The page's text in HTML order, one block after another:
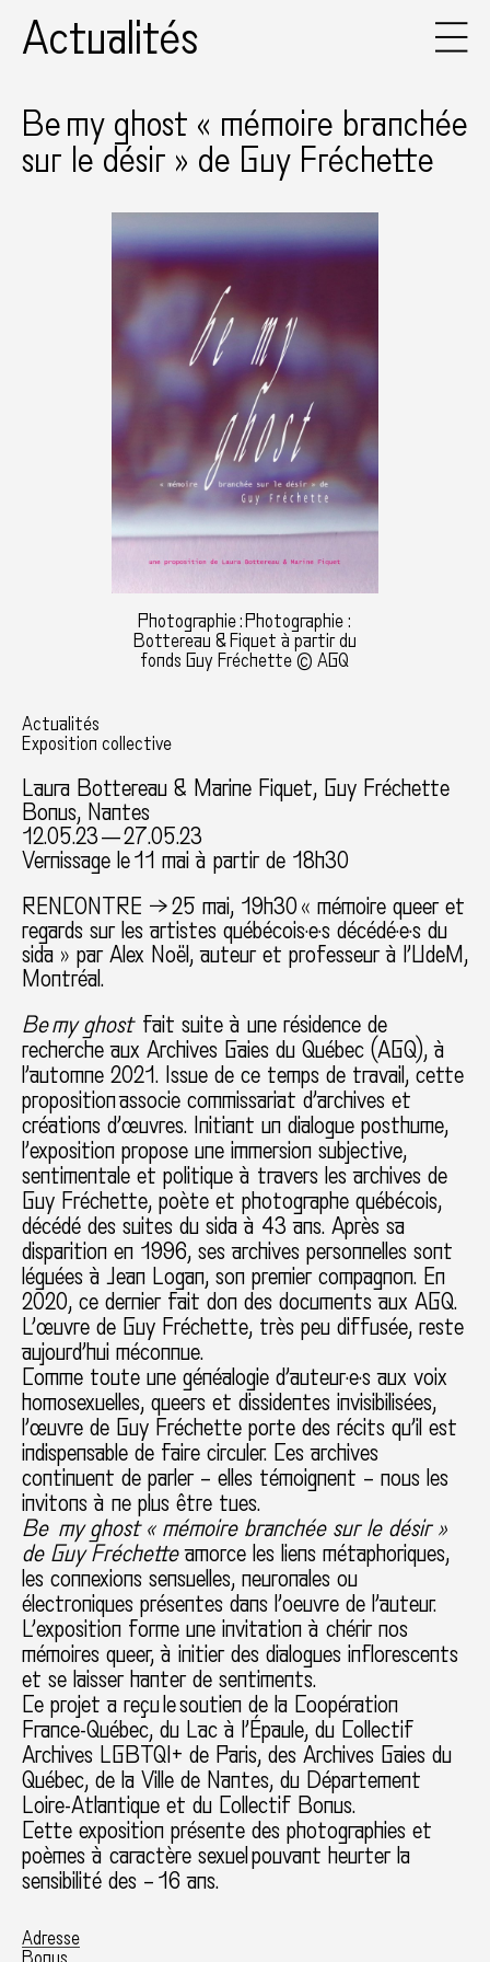
Actualités
Be my ghost « mémoire branchée
sur le désir » de Guy Fréchette
Photographie : Photographie :
Bottereau & Fiquet à partir du
fonds Guy Fréchette © AGQ
Actualités
Exposition collective
Laura Bottereau & Marine Fiquet, Guy Fréchette
Bonus, Nantes
12.05.23 — 27.05.23
Vernissage le 11 mai à partir de 18h30
RENCONTRE → 25 mai, 19h30 « mémoire queer et
regards sur les artistes québécois·e·s décédé·e·s du
sida » par Alex Noël, auteur et professeur à l’UdeM,
Montréal.
Be my ghost fait suite à une résidence de
recherche aux Archives Gaies du Québec (AGQ), à
l’automne 2021. Issue de ce temps de travail, cette
proposition associe commissariat d’archives et
créations d’œuvres. Initiant un dialogue posthume,
l’exposition propose une immersion subjective,
sentimentale et politique à travers les archives de
Guy Fréchette, poète et photographe québécois,
décédé des suites du sida à 43 ans. Après sa
disparition en 1996, ses archives personnelles sont
léguées à Jean Logan, son premier compagnon. En
2020, ce dernier fait don des documents aux AGQ.
L’œuvre de Guy Fréchette, très peu diffusée, reste
aujourd’hui méconnue.
Comme toute une généalogie d’auteur·e·s aux voix
homosexuelles, queers et dissidentes invisibilisées,
l’œuvre de Guy Fréchette porte des récits qu’il est
indispensable de faire circuler. Ces archives
continuent de parler – elles témoignent – nous les
invitons à ne plus être tues.
Be my ghost « mémoire branchée sur le désir »
de Guy Fréchetteamorce les liens métaphoriques,
les connexions sensuelles, neuronales ou
électroniques présentes dans l’oeuvre de l’auteur.
L’exposition forme une invitation à chérir nos
mémoires queer, à initier des dialogues inflorescents
et se laisser hanter de sentiments.
Ce projet a reçu le soutien de la Coopération
France-Québec, du Lac à l’Épaule, du Collectif
Archives LGBTQI+ de Paris, des Archives Gaies du
Québec, de la Ville de Nantes, du Département
Loire-Atlantique et du Collectif Bonus.
Cette exposition présente des photographies et
poèmes à caractère sexuel pouvant heurter la
sensibilité des – 16 ans.
Adresse
Bonus